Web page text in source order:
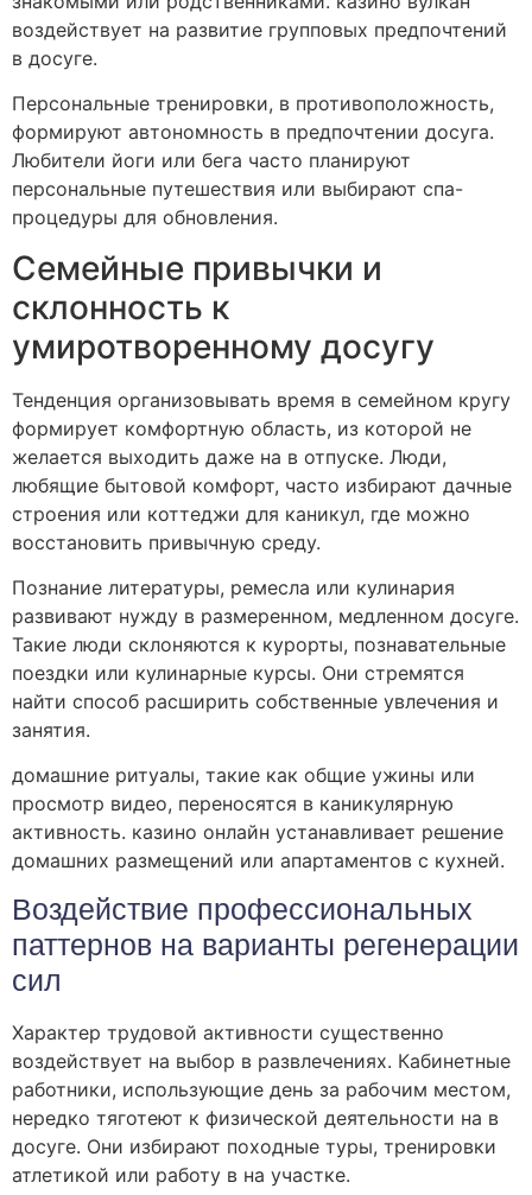
воздействует на развитие групповых предпочтений
в досуге.
Персональные тренировки, в противоположность,
формируют автономность в предпочтении досуга.
Любители йоги или бега часто планируют
персональные путешествия или выбирают спа-
процедуры для обновления.
Семейные привычки и
склонность к
умиротворенному досугу
Тенденция организовывать время в семейном кругу
формирует комфортную область, из которой не
желается выходить даже на в отпуске. Люди,
любящие бытовой комфорт, часто избирают дачные
строения или коттеджи для каникул, где можно
восстановить привычную среду.
Познание литературы, ремесла или кулинария
развивают нужду в размеренном, медленном досуге.
Такие люди склоняются к курорты, познавательные
поездки или кулинарные курсы. Они стремятся
найти способ расширить собственные увлечения и
занятия.
домашние ритуалы, такие как общие ужины или
просмотр видео, переносятся в каникулярную
активность. казино онлайн устанавливает решение
домашних размещений или апартаментов с кухней.
Воздействие профессиональных
паттернов на варианты регенерации
сил
Характер трудовой активности существенно
воздействует на выбор в развлечениях. Кабинетные
работники, использующие день за рабочим местом,
нередко тяготеют к физической деятельности на в
досуге. Они избирают походные туры, тренировки
атлетикой или работу в на участке.